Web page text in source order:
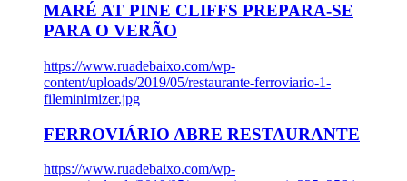
MARÉ AT PINE CLIFFS PREPARA-SE
PARA O VERÃO
https://www.ruadebaixo.com/wp-
content/uploads/2019/05/restaurante-ferroviario-1-
fileminimizer.jpg
FERROVIÁRIO ABRE RESTAURANTE
https://www.ruadebaixo.com/wp-